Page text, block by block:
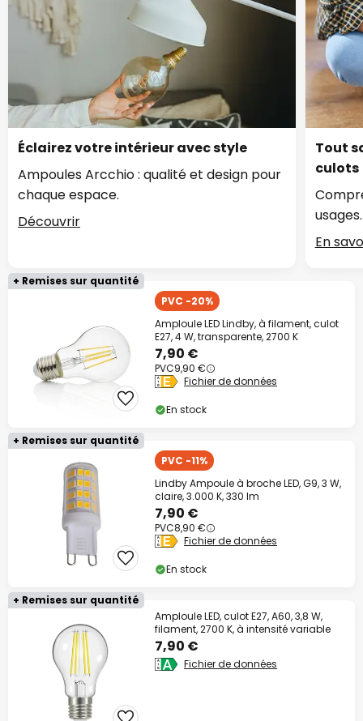
Éclairez votre intérieur avec style
Ampoules Arcchio : qualité et design pour
chaque espace.
Découvrir
Tout
culots
usages.
En
+ Remises sur quantité
PVC -20%
Amploule LED Lindby, à filament, culot
E27, 4 W, transparente, 2700 K
7,90 €
PVC9,90 €
Fichier de données
En stock
+ Remises sur quantité
PVC -11%
Lindby Ampoule à broche LED, G9, 3 W,
claire, 3.000 K, 330 lm
7,90 €
PVC8,90 €
Fichier de données
En stock
+ Remises sur quantité
Amploule LED, culot E27, A60, 3,8 W,
filament, 2700 K, à intensité variable
7,90 €
Fichier de données